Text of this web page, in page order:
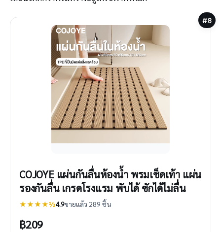
#8
COJOYE แผ่นกันลื่นห้องน้ํา พรมเช็ดเท้า แผ่น
รองกันลื่น เกรดโรงแรม พับได้ ซักได้ไม่ลื่น
★★★★½4.9ขายแล้ว 289 ชิ้น
฿209